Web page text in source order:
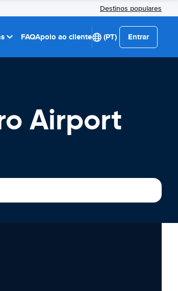
Destinos populares
FAQApoio ao cliente (PT) Entrar
Airport